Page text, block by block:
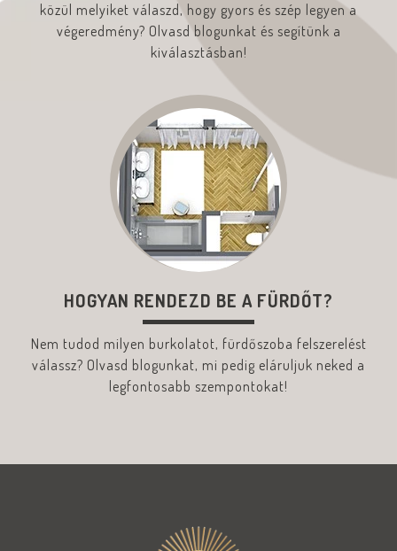
közül melyiket válaszd, hogy gyors és szép legyen a
végeredmény? Olvasd blogunkat és segítünk a
kiválasztásban!
HOGYAN RENDEZD BE A FÜRDŐT?
Nem tudod milyen burkolatot, fürdőszoba felszerelést
válassz? Olvasd blogunkat, mi pedig eláruljuk neked a
legfontosabb szempontokat!